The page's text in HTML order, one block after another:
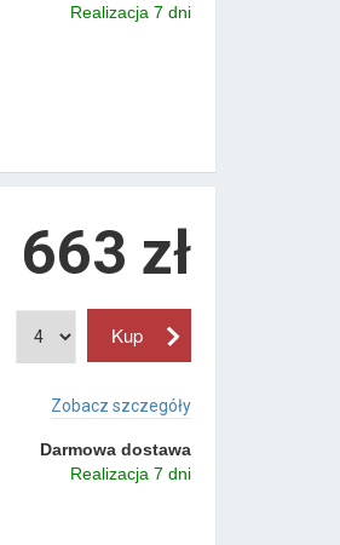
Realizacja 7 dni
663 zł
Zobacz szczegóły
Darmowa dostawa
Realizacja 7 dni